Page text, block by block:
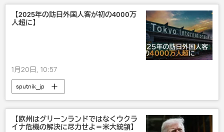
【2025年の訪日外国人客が初の4000万
人超に】
1月20日, 10:57
sputnik_jp
【欧州はグリーンランドではなくウクラ
イナ危機の解決に尽力せよ＝米大統領】